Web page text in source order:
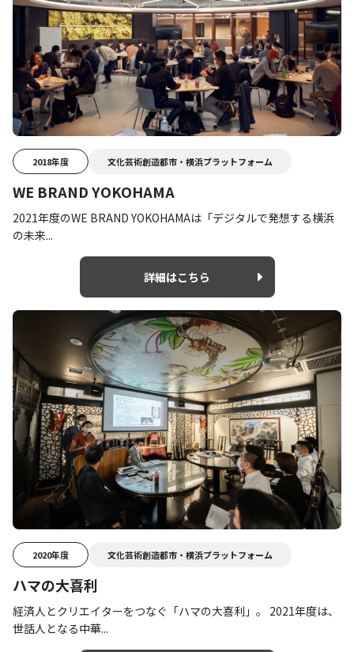
2018年度 文化芸術創造都市・横浜プラットフォーム
WE BRAND YOKOHAMA
2021年度のWE BRAND YOKOHAMAは「デジタルで発想する横浜
の未来...
詳細はこちら
2020年度 文化芸術創造都市・横浜プラットフォーム
ハマの大喜利
経済人とクリエイターをつなぐ「ハマの大喜利」。 2021年度は、
世話人となる中華...